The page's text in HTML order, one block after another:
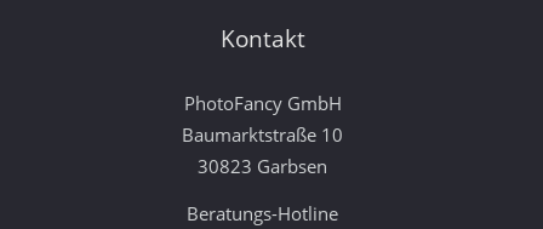
Kontakt
PhotoFancy GmbH
Baumarktstraße 10
30823 Garbsen
Beratungs-Hotline